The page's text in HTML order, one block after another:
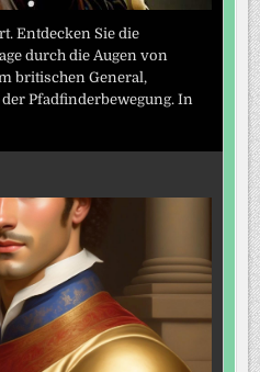
Entdecken Sie die
durch die Augen von
britischen General,
Pfadfinderbewegung. In